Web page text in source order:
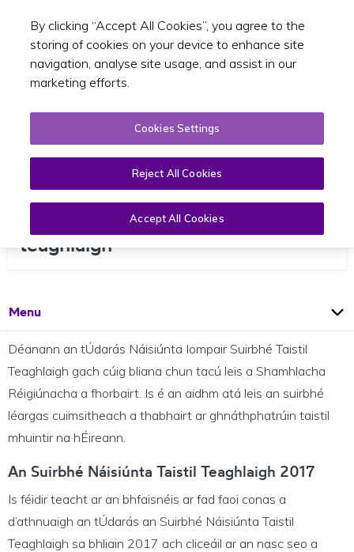
Toggle
An suirbhé náisiúnta taistil
teaghlaigh
OpenPage
Menu
Déanann an tÚdarás Náisiúnta Iompair Suirbhé Taistil
Teaghlaigh gach cúig bliana chun tacú leis a Shamhlacha
Réigiúnacha a fhorbairt. Is é an aidhm atá leis an suirbhé
léargas cuimsitheach a thabhairt ar ghnáthphatrúin taistil
mhuintir na hÉireann.
An Suirbhé Náisiúnta Taistil Teaghlaigh 2017
Is féidir teacht ar an bhfaisnéis ar fad faoi conas a
d’athnuaigh an tÚdarás an Suirbhé Náisiúnta Taistil
Teaghlaigh sa bhliain 2017 ach cliceáil ar an nasc seo a
By clicking “Accept All Cookies”, you agree to the
storing of cookies on your device to enhance site
navigation, analyse site usage, and assist in our
marketing efforts.
Cookies Settings
Reject All Cookies
Accept All Cookies